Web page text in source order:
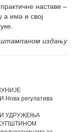
наставе –
а има и свој
издању
регулатива
УДРУЖЕЊА